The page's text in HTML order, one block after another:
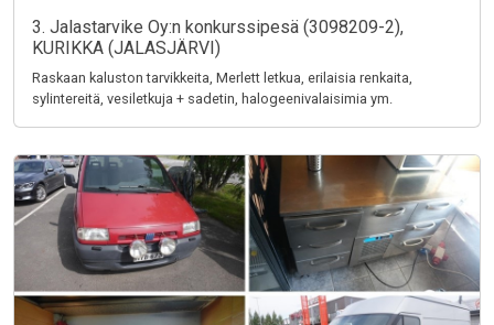
3. Jalastarvike Oy:n konkurssipesä (3098209-2),
KURIKKA (JALASJÄRVI)
Raskaan kaluston tarvikkeita, Merlett letkua, erilaisia renkaita,
sylintereitä, vesiletkuja + sadetin, halogeenivalaisimia ym.